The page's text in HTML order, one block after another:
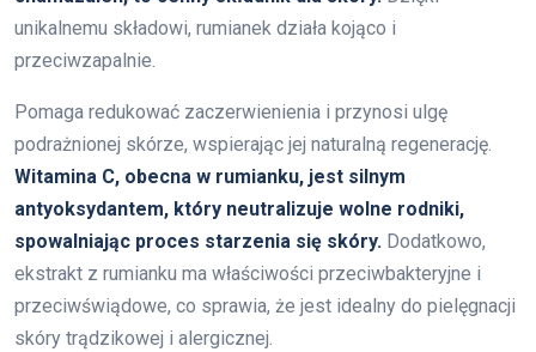
unikalnemu składowi, rumianek działa kojąco i
przeciwzapalnie.
Pomaga redukować zaczerwienienia i przynosi ulgę
podrażnionej skórze, wspierając jej naturalną regenerację.
Witamina C, obecna w rumianku, jest silnym
antyoksydantem, który neutralizuje wolne rodniki,
spowalniając proces starzenia się skóry. Dodatkowo,
ekstrakt z rumianku ma właściwości przeciwbakteryjne i
przeciwświądowe, co sprawia, że jest idealny do pielęgnacji
skóry trądzikowej i alergicznej.